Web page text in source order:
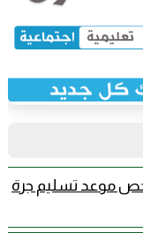
فحص موعد تسليم جرة